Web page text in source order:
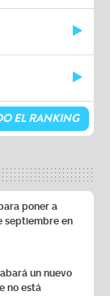
EL RANKING
poner a
septiembre en
un nuevo
no está